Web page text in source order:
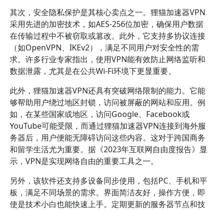
其次，安全隐私保护是其核心卖点之一。狸猫加速器VPN
采用先进的加密技术，如AES-256位加密，确保用户数据
在传输过程中不被窃取或篡改。此外，它支持多协议连接
（如OpenVPN、IKEv2），满足不同用户对安全性的需
求。许多行业专家指出，使用VPN能有效防止网络监听和
数据泄露，尤其是在公共Wi-Fi环境下更显重要。
此外，狸猫加速器VPN还具有突破网络限制的能力。它能
够帮助用户绕过地区封锁，访问被屏蔽的网站和应用。例
如，在某些国家或地区，访问Google、Facebook或
YouTube可能受限，而通过狸猫加速器VPN连接到海外服
务器后，用户便能无障碍访问这些内容。这对于跨国商务
和留学生活尤为重要。据《2023年互联网自由度报告》显
示，VPN是实现网络自由的重要工具之一。
另外，该软件还支持多设备同步使用，包括PC、手机和平
板，满足不同场景的需求。界面简洁友好，操作方便，即
使是技术小白也能快速上手。定期更新的服务器节点和技